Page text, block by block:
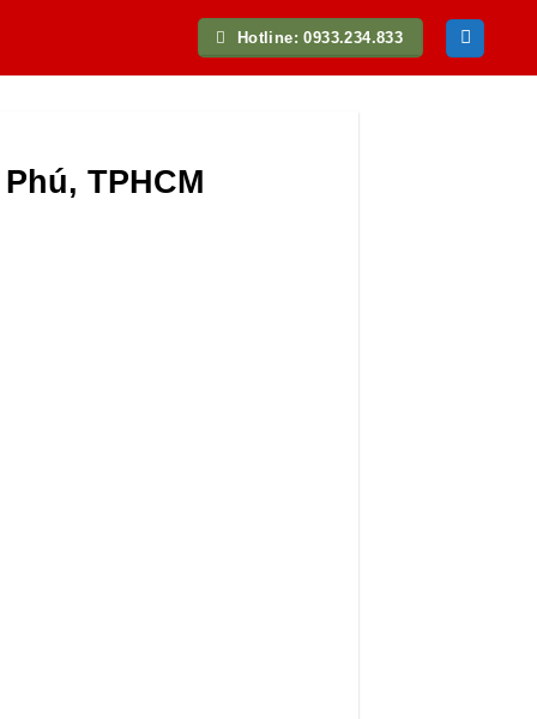
Hotline: 0933.234.833
TPHCM